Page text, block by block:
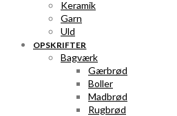
Keramik
Garn
Uld
OPSKRIFTER
Bagværk
Gærbrød
Boller
Madbrød
Rugbrød